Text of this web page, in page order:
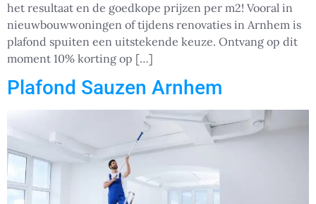
het resultaat en de goedkope prijzen per m2! Vooral in
nieuwbouwwoningen of tijdens renovaties in Arnhem is
plafond spuiten een uitstekende keuze. Ontvang op dit
moment 10% korting op […]
Plafond Sauzen Arnhem